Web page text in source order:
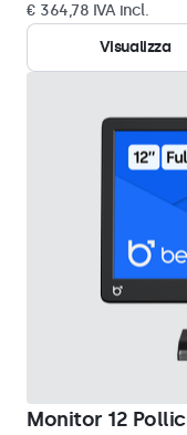
€ 364,78 IVA incl.
Visualizza
Monitor 12